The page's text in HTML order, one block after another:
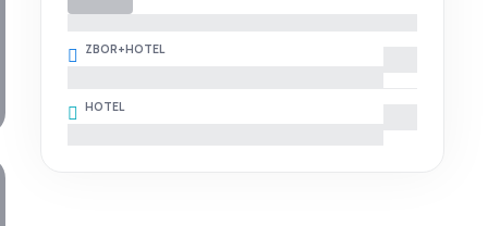
ZBOR+HOTEL
HOTEL